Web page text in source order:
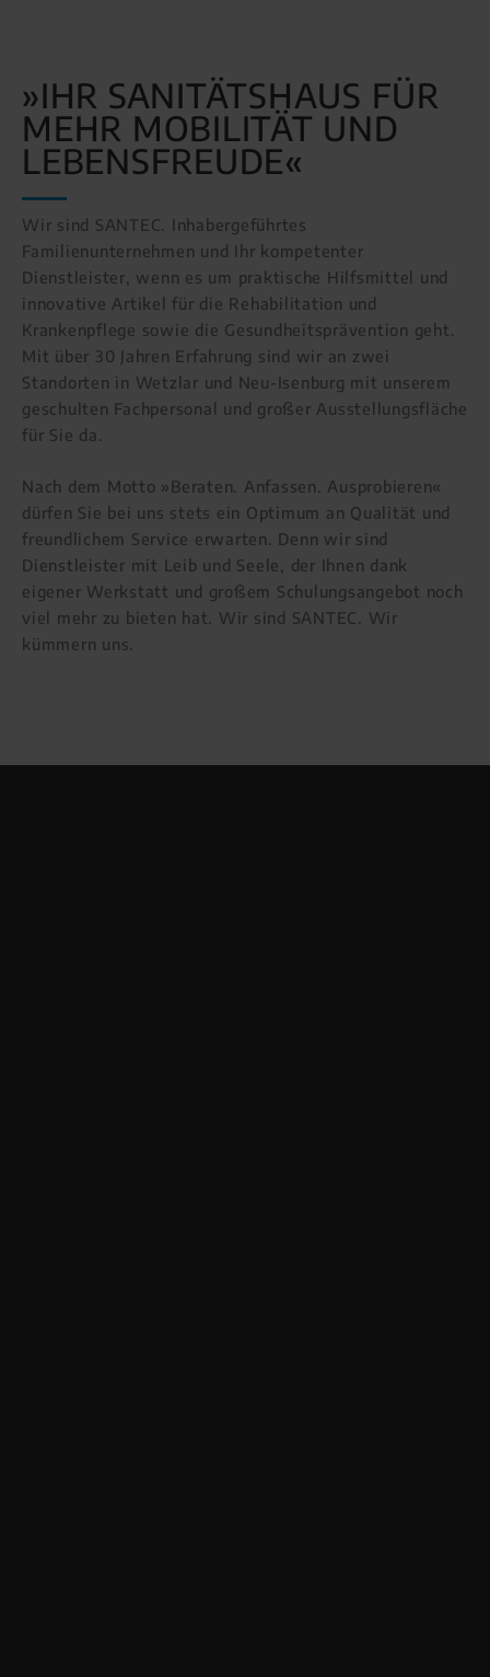
»IHR SANITÄTSHAUS FÜR
MEHR MOBILITÄT UND
LEBENSFREUDE«
Wir sind SANTEC. Inhabergeführtes
Familienunternehmen und Ihr kompetenter
Dienstleister, wenn es um praktische Hilfsmittel und
innovative Artikel für die Rehabilitation und
Krankenpflege sowie die Gesundheitsprävention geht.
Mit über 30 Jahren Erfahrung sind wir an zwei
Standorten in Wetzlar und Neu-Isenburg mit unserem
geschulten Fachpersonal und großer Ausstellungsfläche
für Sie da.
Nach dem Motto »Beraten. Anfassen. Ausprobieren«
dürfen Sie bei uns stets ein Optimum an Qualität und
freundlichem Service erwarten. Denn wir sind
Dienstleister mit Leib und Seele, der Ihnen dank
eigener Werkstatt und großem Schulungsangebot noch
viel mehr zu bieten hat. Wir sind SANTEC. Wir
kümmern uns.